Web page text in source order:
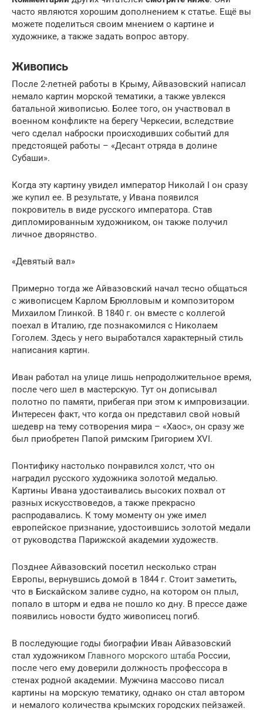
часто являются хорошим дополнением к статье. Ещё вы
можете поделиться своим мнением о картине и
художнике, а также задать вопрос автору.
Живопись
После 2-летней работы в Крыму, Айвазовский написал
немало картин морской тематики, а также увлекся
батальной живописью. Более того, он участвовал в
военном конфликте на берегу Черкесии, вследствие
чего сделал наброски происходивших событий для
предстоящей работы – «Десант отряда в долине
Субаши».
Когда эту картину увидел император Николай I он сразу
же купил ее. В результате, у Ивана появился
покровитель в виде русского императора. Став
дипломированным художником, он также получил
личное дворянство.
«Девятый вал»
Примерно тогда же Айвазовский начал тесно общаться
с живописцем Карлом Брюлловым и композитором
Михаилом Глинкой. В 1840 г. он вместе с коллегой
поехал в Италию, где познакомился с Николаем
Гоголем. Здесь у него выработался характерный стиль
написания картин.
Иван работал на улице лишь непродолжительное время,
после чего шел в мастерскую. Тут он дописывал
полотно по памяти, прибегая при этом к импровизации.
Интересен факт, что когда он представил свой новый
шедевр на тему сотворения мира – «Хаос», он сразу же
был приобретен Папой римским Григорием XVI.
Понтифику настолько понравился холст, что он
наградил русского художника золотой медалью.
Картины Ивана удостаивались высоких похвал от
разных искусствоведов, а также прекрасно
распродавались. К тому моменту он уже имел
европейское признание, удостоившись золотой медали
от руководства Парижской академии художеств.
Позднее Айвазовский посетил несколько стран
Европы, вернувшись домой в 1844 г. Стоит заметить,
что в Бискайском заливе судно, на котором он плыл,
попало в шторм и едва не пошло ко дну. В прессе даже
появились новости будто живописец погиб.
В последующие годы биографии Иван Айвазовский
стал художником Главного морского штаба России,
после чего ему доверили должность профессора в
стенах родной академии. Мужчина массово писал
картины на морскую тематику, однако он стал автором
и немалого количества крымских городских пейзажей.